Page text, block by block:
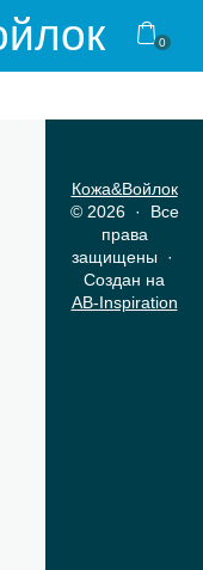
0
Кожа&Войлок
© 2026 · Все
права
защищены ·
Создан на
AB-Inspiration